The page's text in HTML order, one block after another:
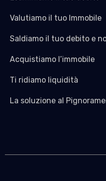
Valutiamo il tuo Immobile
Saldiamo il tuo debito e
Acquistiamo l’immobile
Ti ridiamo liquidità
La soluzione al